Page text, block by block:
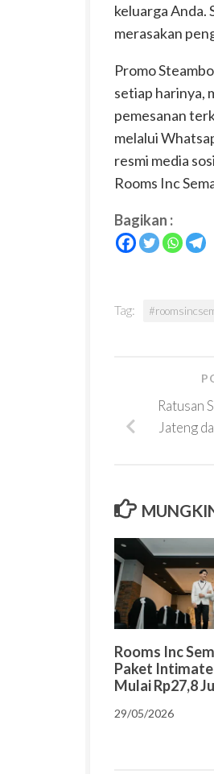
keluarga Anda.
merasakan
Promo
setiap harinya,
pemesanan
melalui
resmi media
Rooms Inc
Bagikan :
Tag:
Ratusan
Jateng
Rooms Inc
Paket
Mulai Rp27,8
29/05/2026